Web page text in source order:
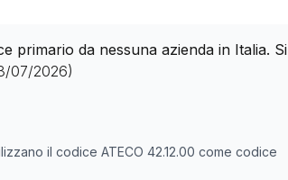
primario da nessuna azienda in Italia. Si
07/2026)
il codice ATECO 42.12.00 come codice